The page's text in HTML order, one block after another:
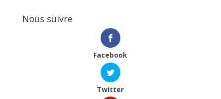
Nous suivre
Facebook
Twitter